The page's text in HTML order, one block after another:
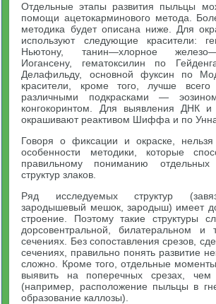
Отдельные этапы развития пыльцы
помощи ацетокарминового метода.
методика будет описана ниже. Для
используют следующие красители:
Ньютону, танин—хлорное
Иогансену, гематоксилин по
Делафильду, основной фуксин по
красители, кроме того, лучше всего
различными подкрасками —
конгокоринтом. Для выявления ДНК
окрашивают реактивом Шиффа и по
Говоря о фиксации и окраске,
особенности методики, которые
правильному пониманию отдельных
структур злаков.
Ряд исследуемых структур
зародышевый мешок, зародыш) имеет
строение. Поэтому такие структуры
дорсовентральной, билатеральном и
сечениях. Без сопоставления срезов,
сечениях, правильно понять развитие
сложно. Кроме того, отдельные
выявить на поперечных срезах,
(например, расположение пыльцы в
образование каллозы).